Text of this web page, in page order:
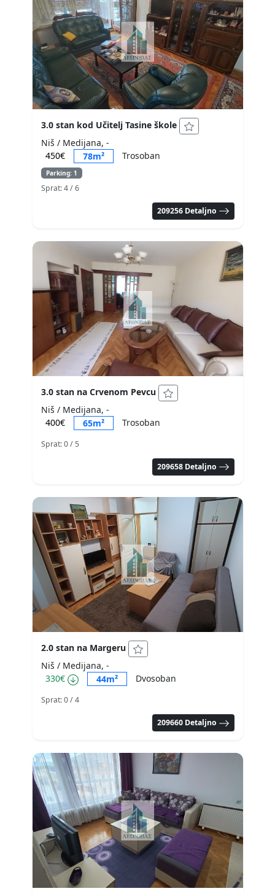
3.0 stan kod Učitelj Tasine škole
Niš / Medijana, -
450€
78m² Trosoban
Parking: 1
Sprat: 4 / 6
209256 Detaljno
3.0 stan na Crvenom Pevcu
Niš / Medijana, -
400€
65m² Trosoban
Sprat: 0 / 5
209658 Detaljno
2.0 stan na Margeru
Niš / Medijana, -
330€
44m² Dvosoban
Sprat: 0 / 4
209660 Detaljno